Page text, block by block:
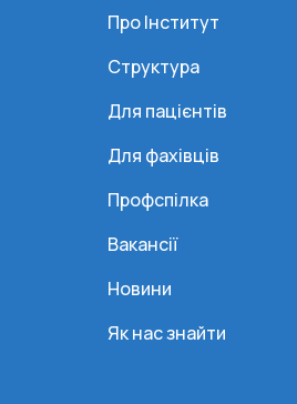
Про Інститут
Структура
Для пацієнтів
Для фахівців
Профспілка
Вакансії
Новини
Як нас знайти